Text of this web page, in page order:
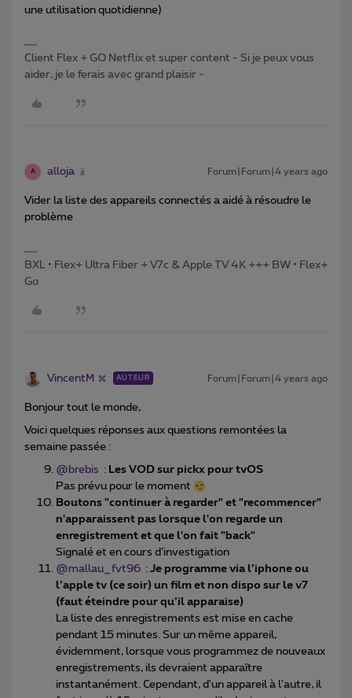
une utilisation quotidienne)
Client Flex + GO Netflix et super content - Si je peux vous
aider, je le ferais avec grand plaisir -
A alloja Forum|Forum|4 years ago
Vider la liste des appareils connectés a aidé à résoudre le
problème
BXL • Flex+ Ultra Fiber + V7c & Apple TV 4K +++ BW • Flex+
Go
VincentM AUTEUR Forum|Forum|4 years ago
Bonjour tout le monde,
Voici quelques réponses aux questions remontées la
semaine passée :
@brebis : Les VOD sur pickx pour tvOS
Pas prévu pour le moment
Boutons "continuer à regarder" et "recommencer"
n'apparaissent pas lorsque l'on regarde un
enregistrement et que l'on fait "back"
Signalé et en cours d’investigation
@mallau_fvt96 : Je programme via l’iphone ou
l’apple tv (ce soir) un film et non dispo sur le v7
(faut éteindre pour qu’il apparaise)
La liste des enregistrements est mise en cache
pendant 15 minutes. Sur un même appareil,
évidemment, lorsque vous programmez de nouveaux
enregistrements, ils devraient apparaître
instantanément. Cependant, d'un appareil à l'autre, il